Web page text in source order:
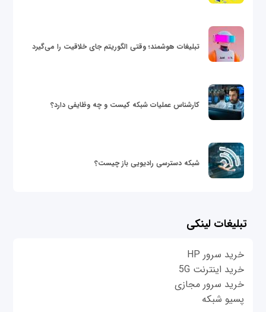
تبلیغات هوشمند؛ وقتی الگوریتم جای خلاقیت را می‌گیرد
کارشناس عملیات شبکه کیست و چه وظایفی دارد؟
شبکه دسترسی رادیویی باز چیست؟
تبلیغات لینکی
خرید سرور HP
خرید اینترنت 5G
خرید سرور مجازی
پسیو شبکه